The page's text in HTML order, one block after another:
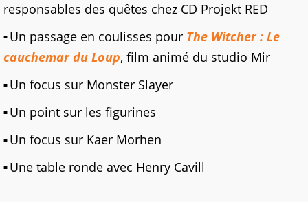
responsables des quêtes chez CD Projekt RED
Un passage en coulisses pour The Witcher : Le
cauchemar du Loup, film animé du studio Mir
Un focus sur Monster Slayer
Un point sur les figurines
Un focus sur Kaer Morhen
Une table ronde avec Henry Cavill